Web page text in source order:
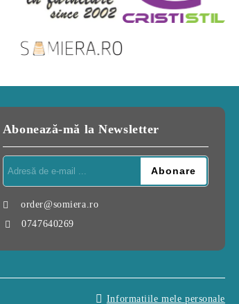
Abonează-mă la Newsletter
order@somiera.ro
0747640269
Informatiile mele personale